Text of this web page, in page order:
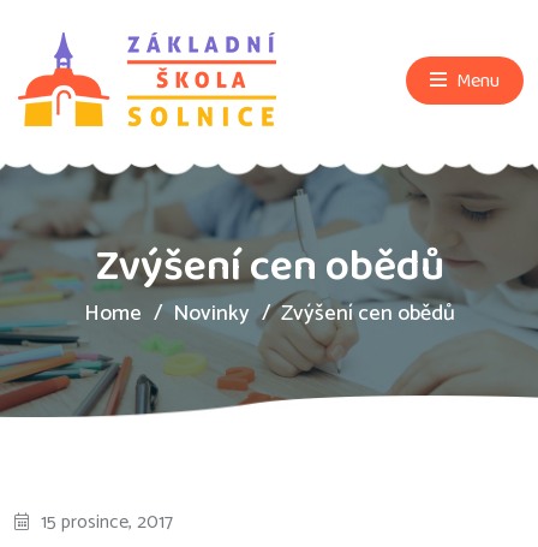
Menu
Zvýšení cen obědů
Home Novinky Zvýšení cen obědů
15 prosince, 2017